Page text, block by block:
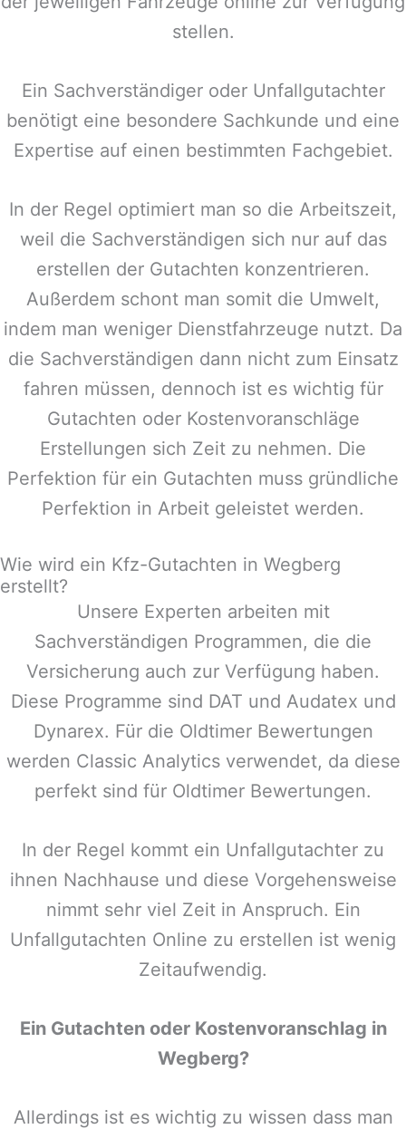
stellen.
Ein Sachverständiger oder Unfallgutachter
benötigt eine besondere Sachkunde und eine
Expertise auf einen bestimmten Fachgebiet.
In der Regel optimiert man so die Arbeitszeit,
weil die Sachverständigen sich nur auf das
erstellen der Gutachten konzentrieren.
Außerdem schont man somit die Umwelt,
indem man weniger Dienstfahrzeuge nutzt. Da
die Sachverständigen dann nicht zum Einsatz
fahren müssen, dennoch ist es wichtig für
Gutachten oder Kostenvoranschläge
Erstellungen sich Zeit zu nehmen. Die
Perfektion für ein Gutachten muss gründliche
Perfektion in Arbeit geleistet werden.
Wie wird ein Kfz-Gutachten in Wegberg
erstellt?
Unsere Experten arbeiten mit
Sachverständigen Programmen, die die
Versicherung auch zur Verfügung haben.
Diese Programme sind DAT und Audatex und
Dynarex. Für die Oldtimer Bewertungen
werden Classic Analytics verwendet, da diese
perfekt sind für Oldtimer Bewertungen.
In der Regel kommt ein Unfallgutachter zu
ihnen Nachhause und diese Vorgehensweise
nimmt sehr viel Zeit in Anspruch. Ein
Unfallgutachten Online zu erstellen ist wenig
Zeitaufwendig.
Ein Gutachten oder Kostenvoranschlag in
Wegberg?
Allerdings ist es wichtig zu wissen dass man